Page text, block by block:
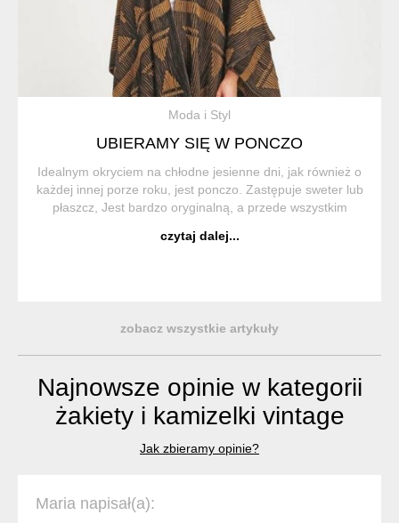
Moda i Styl
UBIERAMY SIĘ W PONCZO
Idealnym okryciem na chłodne jesienne dni, jak również o
każdej innej porze roku, jest ponczo. Zastępuje sweter lub
płaszcz, Jest bardzo oryginalną, a przede wszystkim
Poncho) to trad...
czytaj dalej...
zobacz wszystkie artykuły
Najnowsze opinie w kategorii
żakiety i kamizelki vintage
Jak zbieramy opinie?
Maria napisał(a):